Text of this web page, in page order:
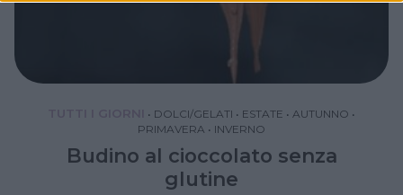
• DOLCI/GELATI • ESTATE • AUTUNNO •
PRIMAVERA • INVERNO
Budino al cioccolato senza
glutine